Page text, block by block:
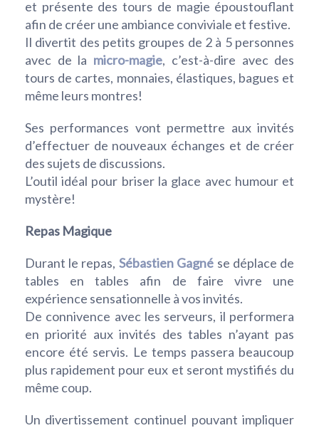
et présente des tours de magie époustouflant
afin de créer une ambiance conviviale et festive.
Il divertit des petits groupes de 2 à 5 personnes
avec de la micro-magie, c’est-à-dire avec des
tours de cartes, monnaies, élastiques, bagues et
même leurs montres!
Ses performances vont permettre aux invités
d’effectuer de nouveaux échanges et de créer
des sujets de discussions.
L’outil idéal pour briser la glace avec humour et
mystère!
Repas Magique
Durant le repas, Sébastien Gagné se déplace de
tables en tables afin de faire vivre une
expérience sensationnelle à vos invités.
De connivence avec les serveurs, il performera
en priorité aux invités des tables n’ayant pas
encore été servis. Le temps passera beaucoup
plus rapidement pour eux et seront mystifiés du
même coup.
Un divertissement continuel pouvant impliquer